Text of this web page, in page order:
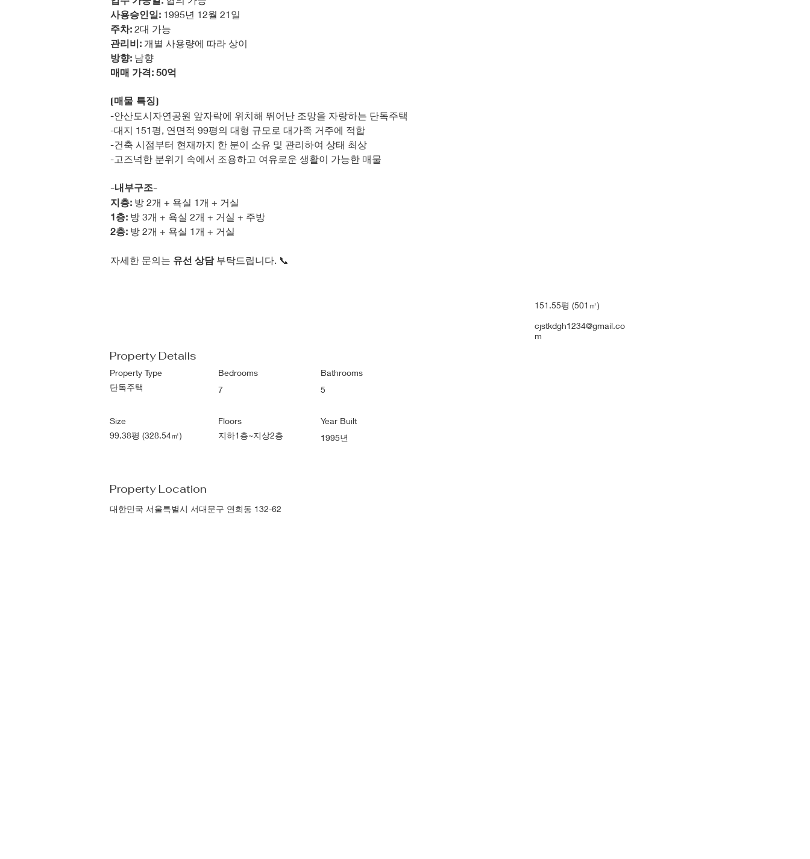
사용승인일: 1995년 12월 21일
주차: 2대 가능
관리비: 개별 사용량에 따라 상이
방향: 남향
매매 가격: 50억
[매물 특징]
-안산도시자연공원 앞자락에 위치해 뛰어난 조망을 자랑하는 단독주택
-대지 151평, 연면적 99평의 대형 규모로 대가족 거주에 적합
-건축 시점부터 현재까지 한 분이 소유 및 관리하여 상태 최상
-고즈넉한 분위기 속에서 조용하고 여유로운 생활이 가능한 매물
-내부구조-
지층: 방 2개 + 욕실 1개 + 거실
1층: 방 3개 + 욕실 2개 + 거실 + 주방
2층: 방 2개 + 욕실 1개 + 거실
자세한 문의는 유선 상담 부탁드립니다. 📞
151.55평 (501㎡)
cjstkdgh1234@gmail.co
m
Property Details
Property Type
단독주택
Bedrooms
7
Bathrooms
5
Size
99.38평 (328.54㎡)
Floors
지하1층~지상2층
Year Built
1995년
Property Location
대한민국 서울특별시 서대문구 연희동 132-62